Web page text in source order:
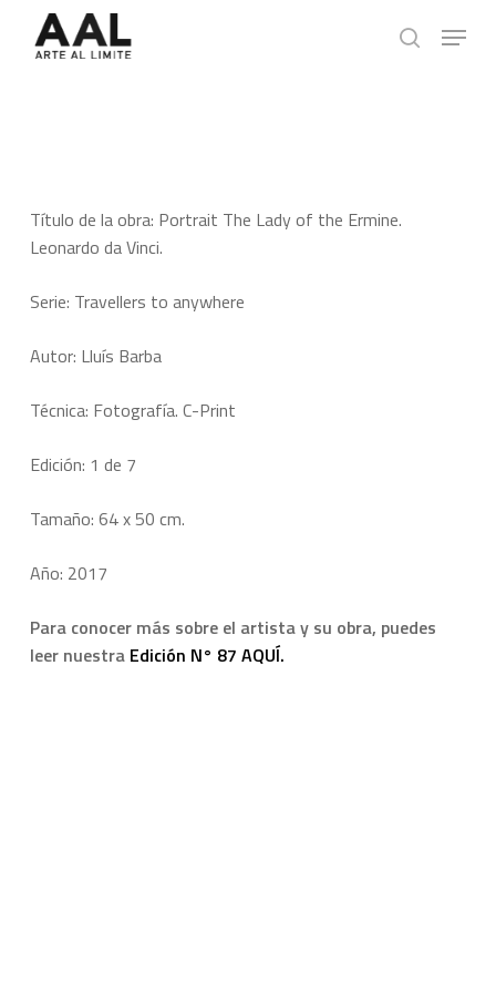
search
Menu
Título de la obra: Portrait The Lady of the Ermine.
Leonardo da Vinci.
Serie: Travellers to anywhere
Autor: Lluís Barba
Técnica: Fotografía. C-Print
Edición: 1 de 7
Tamaño: 64 x 50 cm.
Año: 2017
Para conocer más sobre el artista y su obra, puedes
leer nuestra Edición N° 87 AQUÍ.